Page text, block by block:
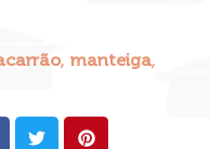
, manteiga